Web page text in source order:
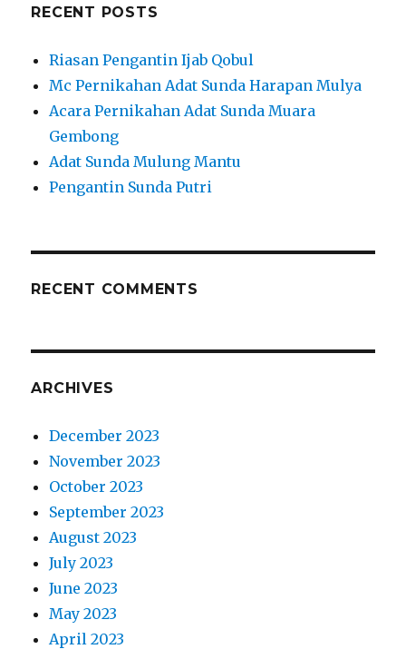
RECENT POSTS
Riasan Pengantin Ijab Qobul
Mc Pernikahan Adat Sunda Harapan Mulya
Acara Pernikahan Adat Sunda Muara
Gembong
Adat Sunda Mulung Mantu
Pengantin Sunda Putri
RECENT COMMENTS
ARCHIVES
December 2023
November 2023
October 2023
September 2023
August 2023
July 2023
June 2023
May 2023
April 2023